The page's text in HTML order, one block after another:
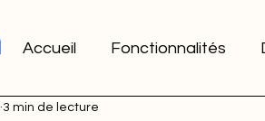
Accueil Fonctionnalités
3 min de lecture